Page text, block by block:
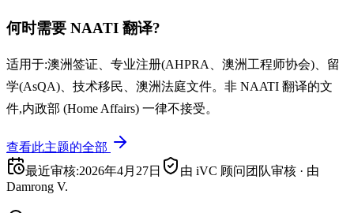
何时需要 NAATI 翻译?
适用于:澳洲签证、专业注册(AHPRA、澳洲工程师协会)、留
学(AsQA)、技术移民、澳洲法庭文件。非 NAATI 翻译的文
件,内政部 (Home Affairs) 一律不接受。
查看此主题的全部
最近审核:2026年4月27日 由 iVC 顾问团队审核 · 由
Damrong V.